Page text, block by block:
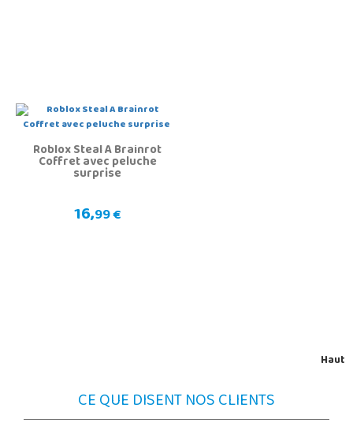
Roblox Steal A Brainrot
Coffret avec peluche
surprise
16,99 €
Haut
CE QUE DISENT NOS CLIENTS